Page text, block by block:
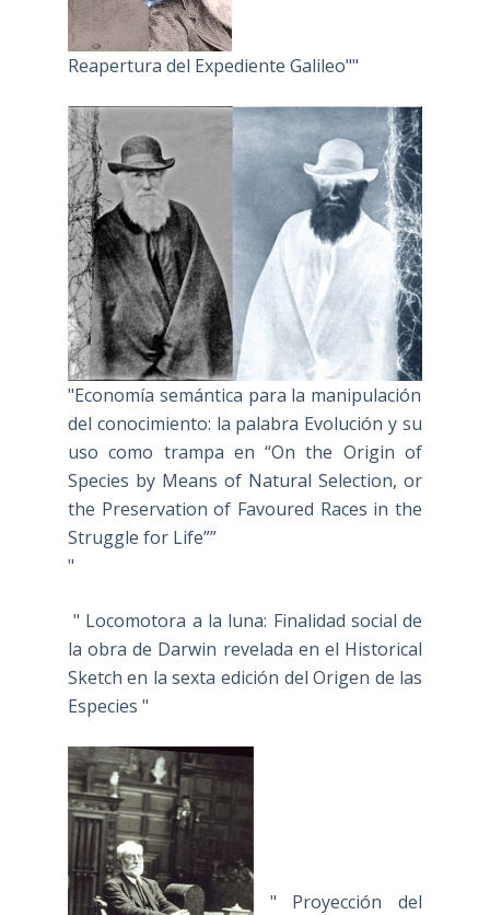
Reapertura del Expediente Galileo""
"Economía semántica para la manipulación
del conocimiento: la palabra Evolución y su
uso como trampa en “On the Origin of
Species by Means of Natural Selection, or
the Preservation of Favoured Races in the
Struggle for Life””
"
" Locomotora a la luna: Finalidad social de
la obra de Darwin revelada en el Historical
Sketch en la sexta edición del Origen de las
Especies "
" Proyección del